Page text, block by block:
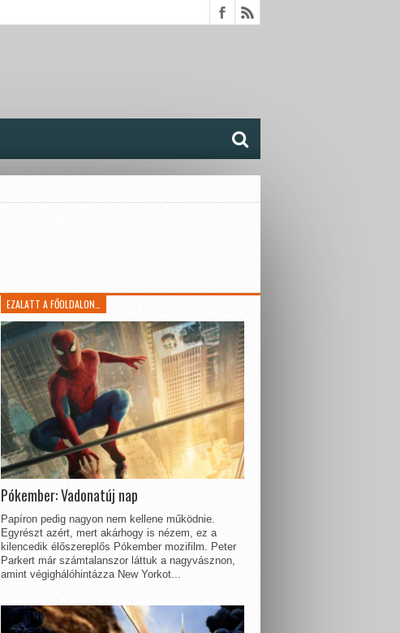
EZALATT A FŐOLDALON…
Pókember: Vadonatúj nap
Papíron pedig nagyon nem kellene működnie.
Egyrészt azért, mert akárhogy is nézem, ez a
kilencedik élőszereplős Pókember mozifilm. Peter
Parkert már számtalanszor láttuk a nagyvásznon,
amint végighálóhintázza New Yorkot...